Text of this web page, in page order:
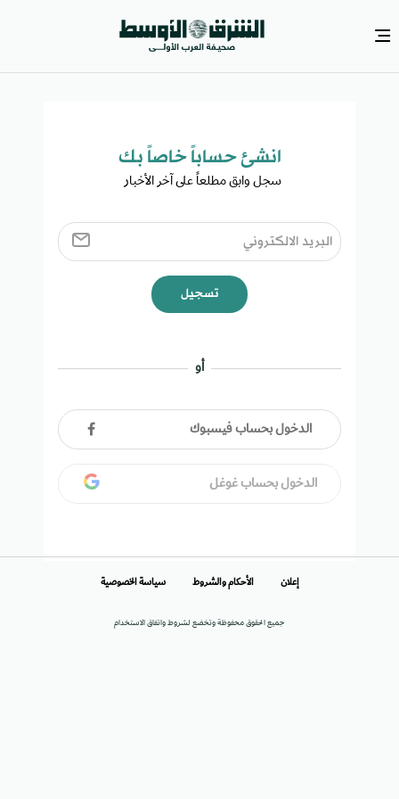
انشئ حساباً خاصاً بك​
سجل وابق مطلعاً على آخر الأخبار ​
تسجيل
أو
الدخول بحساب فيسبوك
الدخول بحساب غوغل
جميع الحقوق محفوظة وتخضع لشروط واتفاق الاستخدام
إعلان الأحكام والشروط سياسة الخصوصية